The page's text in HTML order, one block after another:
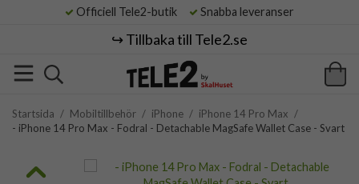
Officiell Tele2-butik Snabba leveranser
↪️ Tillbaka till Tele2.se
Startsida / Mobiltillbehör / iPhone / iPhone 14 Pro Max /
- iPhone 14 Pro Max - Fodral - Detachable MagSafe Wallet Case - Svart